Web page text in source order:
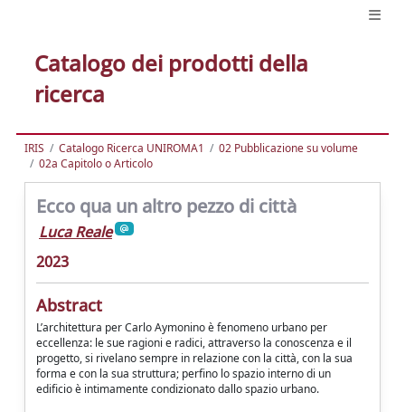
Catalogo dei prodotti della
ricerca
IRIS Catalogo Ricerca UNIROMA1
02 Pubblicazione su volume
02a Capitolo o Articolo
Ecco qua un altro pezzo di città
Luca Reale
2023
Abstract
L’architettura per Carlo Aymonino è fenomeno urbano per
eccellenza: le sue ragioni e radici, attraverso la conoscenza e il
progetto, si rivelano sempre in relazione con la città, con la sua
forma e con la sua struttura; perfino lo spazio interno di un
edificio è intimamente condizionato dallo spazio urbano.